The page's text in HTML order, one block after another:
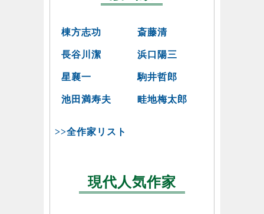
棟方志功 斎藤清
長谷川潔 浜口陽三
星襄一 駒井哲郎
池田満寿夫 畦地梅太郎
>>全作家リスト
現代人気作家